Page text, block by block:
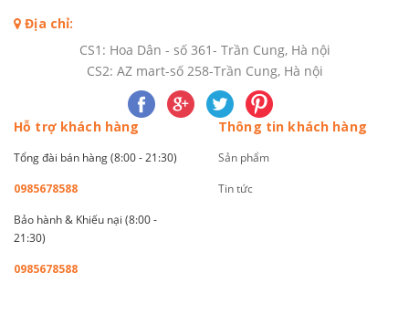
Địa chỉ:
CS1: Hoa Dân - số 361- Trần Cung, Hà nội
CS2: AZ mart-số 258-Trần Cung, Hà nội
Hỗ trợ khách hàng
Tổng đài bán hàng (8:00 - 21:30)
0985678588
Bảo hành & Khiếu nại (8:00 -
21:30)
0985678588
Thông tin khách hàng
Sản phẩm
Tin tức